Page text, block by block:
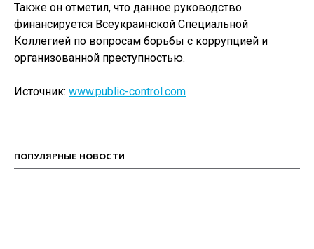
Также он отметил, что данное руководство
финансируется Всеукраинской Специальной
Коллегией по вопросам борьбы с коррупцией и
организованной преступностью.
Источник: www.public-control.com
ПОПУЛЯРНЫЕ НОВОСТИ